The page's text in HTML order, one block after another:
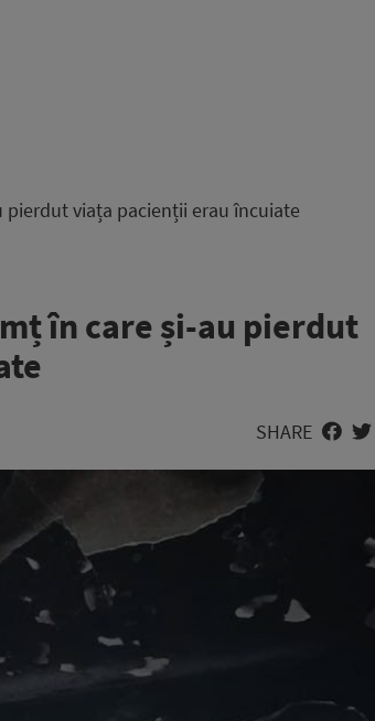
pierdut viața pacienții erau încuiate
în care și-au pierdut
SHARE